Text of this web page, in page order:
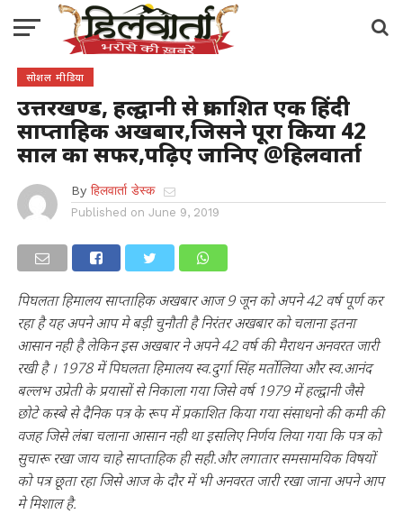
सोशल मीडिया
उत्तरखण्ड, हल्द्वानी से प्रकाशित एक हिंदी
साप्ताहिक अखबार,जिसने पूरा किया 42
साल का सफर,पढ़िए जानिए @हिलवार्ता
By हिलवार्ता डेस्क
Published on June 9, 2019
पिघलता हिमालय साप्ताहिक अखबार आज 9 जून को अपने 42 वर्ष पूर्ण कर
रहा है यह अपने आप मे बड़ी चुनौती है निरंतर अखबार को चलाना इतना
आसान नही है लेकिन इस अखबार ने अपने 42 वर्ष की मैराथन अनवरत जारी
रखी है । 1978 में पिघलता हिमालय स्व.दुर्गा सिंह मर्तोलिया और स्व.आनंद
बल्लभ उप्रेती के प्रयासों से निकाला गया जिसे वर्ष 1979 में हल्द्वानी जैसे
छोटे कस्बे से दैनिक पत्र के रूप में प्रकाशित किया गया संसाधनो की कमी की
वजह जिसे लंबा चलाना आसान नही था इसलिए निर्णय लिया गया कि पत्र को
सुचारू रखा जाय चाहे साप्ताहिक ही सही.और लगातार समसामयिक विषयों
को पत्र छूता रहा जिसे आज के दौर में भी अनवरत जारी रखा जाना अपने आप
मे मिशाल है.